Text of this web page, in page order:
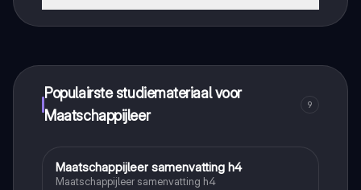
Populairste studiemateriaal voor
Maatschappijleer
9
Maatschappijleer
Maatschappijleer samenvatting h4
Maatschappijleer samenvatting h4